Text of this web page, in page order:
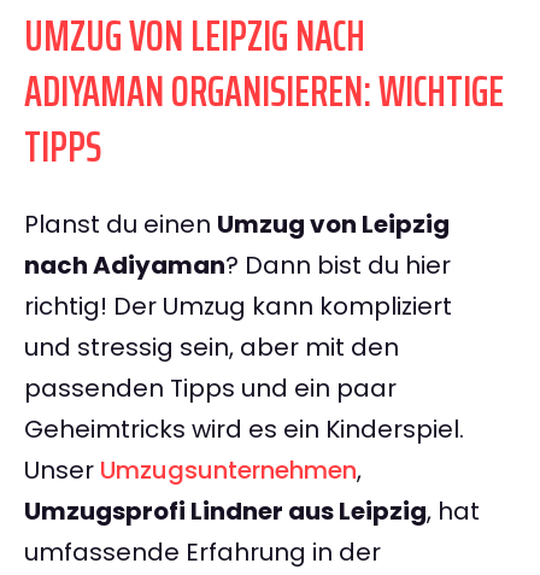
UMZUG VON LEIPZIG NACH
ADIYAMAN ORGANISIEREN: WICHTIGE
TIPPS
Planst du einen Umzug von Leipzig
nach Adiyaman? Dann bist du hier
richtig! Der Umzug kann kompliziert
und stressig sein, aber mit den
passenden Tipps und ein paar
Geheimtricks wird es ein Kinderspiel.
Unser Umzugsunternehmen,
Umzugsprofi Lindner aus Leipzig, hat
umfassende Erfahrung in der